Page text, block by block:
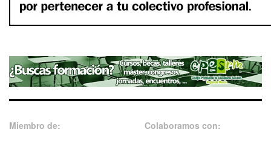
Miembro de: Colaboramos con: